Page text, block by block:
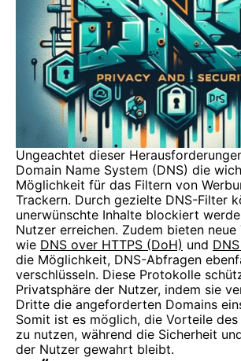
Ungeachtet dieser
Domain Name System (DNS) die
Möglichkeit für das Filtern von
Trackern. Durch gezielte DNS-Filter
unerwünschte Inhalte blockiert
Nutzer erreichen. Zudem bieten neue
wie DNS over HTTPS (DoH) und
die Möglichkeit, DNS-Abfragen
verschlüsseln. Diese Protokolle
Privatsphäre der Nutzer, indem sie
Dritte die angeforderten Domains
Somit ist es möglich, die Vorteile
zu nutzen, während die Sicherheit
der Nutzer gewahrt bleibt.